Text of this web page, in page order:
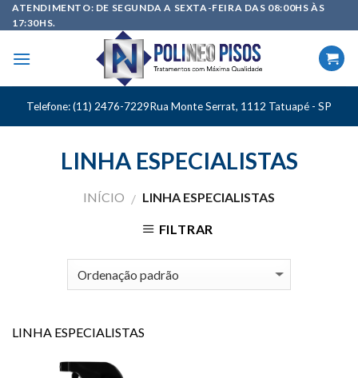
Skip
to
ATENDIMENTO: DE SEGUNDA A SEXTA-FEIRA DAS 08:00HS ÀS
17:30HS.
Telefone: (11) 2476-7229Rua Monte Serrat, 1112 Tatuapé - SP
LINHA ESPECIALISTAS
INÍCIO / LINHA ESPECIALISTAS
FILTRAR
LINHA ESPECIALISTAS